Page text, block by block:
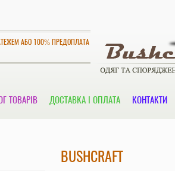
АБО 100% ПРЕДОПЛАТА
ТОВАРІВ ДОСТАВКА І ОПЛАТА КОНТАКТИ
BUSHCRAFT